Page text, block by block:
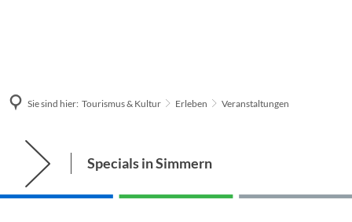
Sie sind hier: Tourismus & Kultur Erleben Veranstaltungen
Veranstaltungen
Specials in Simmern